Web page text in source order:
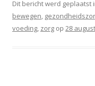
Dit bericht werd geplaatst
bewegen,
voeding, zorg op 28